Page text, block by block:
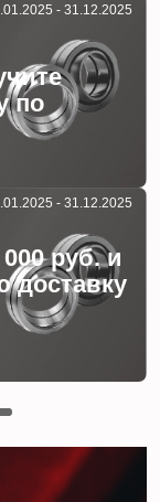
по
- 31.12.2025
руб. и
доставку
- 31.12.2025